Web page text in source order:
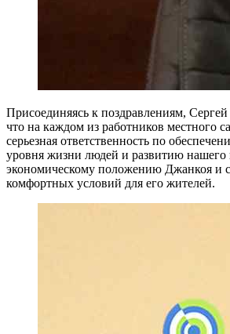
Присоединяясь к поздравлениям,
что на каждом из работников местного
серьезная ответственность по
уровня жизни людей и развитию нашего
экономическому положению Джанкоя и
комфортных условий для его жителей.